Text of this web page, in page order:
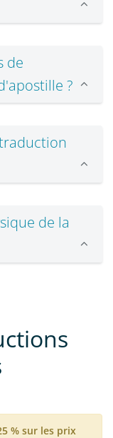
de
?
de la
% sur les prix